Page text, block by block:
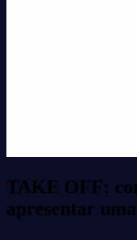
TAKE OFF:
apresentar